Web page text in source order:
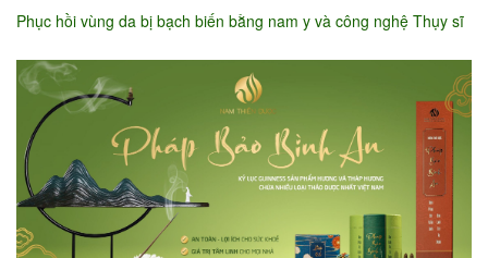
Phục hồi vùng da bị bạch biến bằng nam y và công nghệ Thụy sĩ